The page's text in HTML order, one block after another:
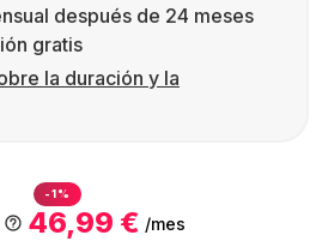
después de 24 meses
gratis
la duración y la
-1%
46,99 € /mes